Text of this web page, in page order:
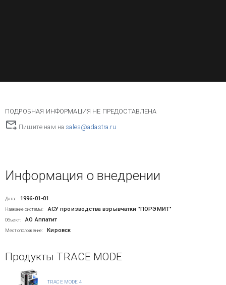
ПОДРОБНАЯ ИНФОРМАЦИЯ НЕ ПРЕДОСТАВЛЕНА
Пишите нам на sales@adastra.ru
Информация о внедрении
Дата: 1996-01-01
Название системы: АСУ производства взрывчатки "ПОРЭМИТ"
Объект: АО Аппатит
Местоположение: Кировск
Продукты TRACE MODE
TRACE MODE 4